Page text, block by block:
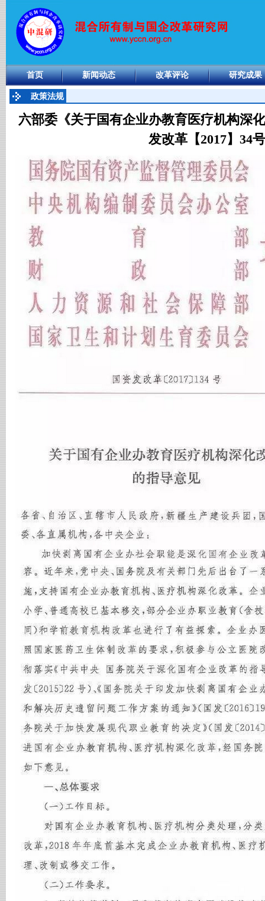
首页 新闻动态 改革评论 研究成果
政策法规
六部委《关于国有企业办教育医疗机构深
发改革【2017】34